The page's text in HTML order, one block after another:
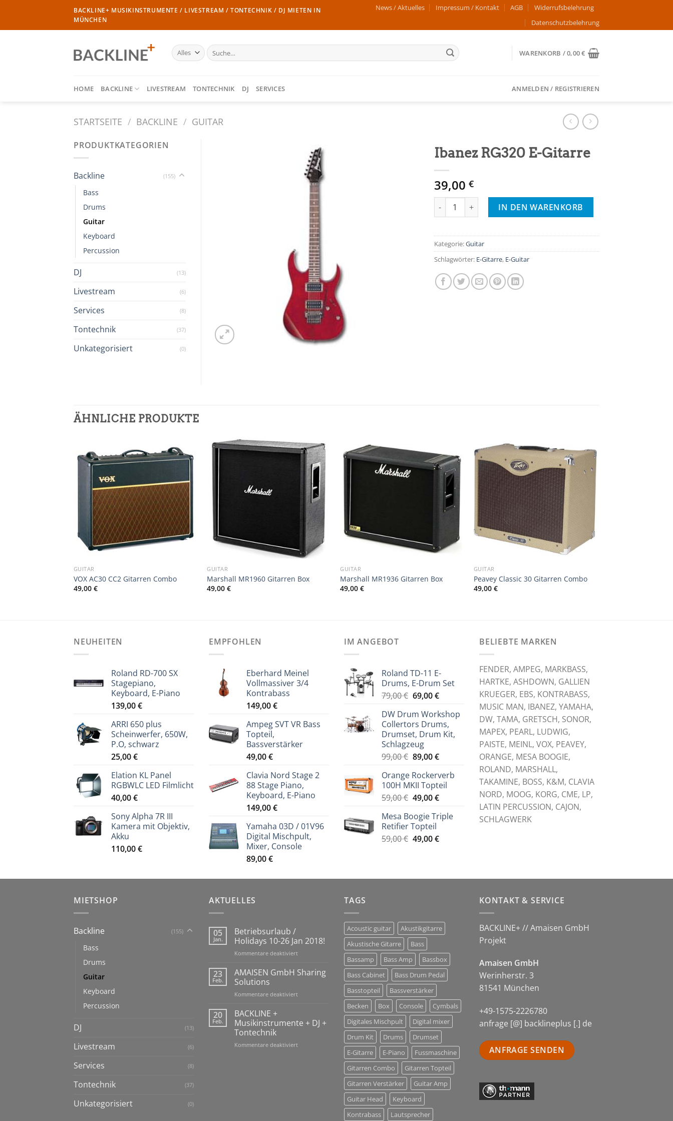
springen
BACKLINE+ MUSIKINSTRUMENTE / LIVESTREAM / TONTECHNIK / DJ MIETEN IN
MÜNCHEN
News / Aktuelles Impressum / Kontakt AGB
Widerrufsbelehrung
Datenschutzbelehrung
Suche
nach:
WARENKORB /0,00€
HOME BACKLINE LIVESTREAM TONTECHNIK DJ SERVICES ANMELDEN / REGISTRIEREN
STARTSEITE / BACKLINE / GUITAR
Ibanez RG320 E-Gitarre
39,00 €
Ibanez RG320 E-Gitarre MengeIN DEN WARENKORB
Kategorie:Guitar
Schlagwörter: E-Gitarre, E-Guitar
PRODUKTKATEGORIEN
Backline (155)
Bass
Drums
Guitar
Keyboard
Percussion
DJ (13)
Livestream (6)
Services (8)
Tontechnik (37)
Unkategorisiert (0)
ÄHNLICHE PRODUKTE
GUITAR
VOX AC30 CC2 Gitarren Combo
49,00 €
GUITAR
Marshall MR1960 Gitarren Box
49,00€
GUITAR
Marshall MR1936 Gitarren Box
49,00€
GUITAR
Peavey Classic 30 Gitarren Combo
49,00 €
NEUHEITEN
Roland RD-700 SX
Stagepiano,
Keyboard, E-Piano
139,00€
ARRI 650 plus
Scheinwerfer, 650W,
P.O, schwarz
25,00€
Elation KL Panel
RGBWLC LED Filmlicht
40,00€
Sony Alpha 7R III
Kamera mit Objektiv,
Akku
110,00€
EMPFOHLEN
Eberhard Meinel
Vollmassiver 3/4
Kontrabass
149,00€
Ampeg SVT VR Bass
Topteil,
Bassverstärker
49,00€
Clavia Nord Stage 2
88 Stage Piano,
Keyboard, E-Piano
149,00€
Yamaha 03D / 01V96
Digital Mischpult,
Mixer, Console
89,00€
IM ANGEBOT
Roland TD-11 E-
Drums, E-Drum Set
79,00€ Ursprünglicher
war:
79,00 €
69,00€Aktueller
ist:
69,00 €.
DW Drum Workshop
Collertors Drums,
Drumset, Drum Kit,
Schlagzeug
99,00€ Ursprünglicher
war:
99,00 €
89,00€Aktueller
ist:
89,00 €.
Orange Rockerverb
100H MKII Topteil
59,00€ Ursprünglicher
war:
59,00 €
49,00€Aktueller
ist:
Mesa Boogie Triple
Retifier Topteil
59,00€ Ursprünglicher
49,00€Aktueller
BELIEBTE MARKEN
FENDER, AMPEG, MARKBASS,
HARTKE, ASHDOWN, GALLIEN
KRUEGER, EBS, KONTRABASS,
MUSIC MAN, IBANEZ, YAMAHA,
DW, TAMA, GRETSCH, SONOR,
MAPEX, PEARL, LUDWIG,
PAISTE, MEINL, VOX, PEAVEY,
ORANGE, MESA BOOGIE,
ROLAND, MARSHALL,
TAKAMINE, BOSS, K&M, CLAVIA
NORD, MOOG, KORG, CME, LP,
LATIN PERCUSSION, CAJON,
SCHLAGWERK
MIETSHOP
Backline (155)
Bass
Drums
Guitar
Keyboard
Percussion
DJ (13)
Livestream (6)
Services (8)
Tontechnik (37)
Unkategorisiert (0)
AKTUELLES
05
Jan.
Betriebsurlaub /
Holidays 10-26 Jan 2018!
Kommentare deaktiviertfür
/
Holidays
26
23
Feb.
AMAISEN GmbH Sharing
Solutions
Kommentare deaktiviertfür
Sharing
Solutions
20
Feb.
BACKLINE +
Musikinstrumente + DJ +
Tontechnik
Kommentare deaktiviertfür
TAGS
Acoustic guitar
Akustikgitarre
Akustische Gitarre
Bass
Bassamp
Bass Amp
Bassbox
Bass Cabinet
Bass Drum Pedal
Basstopteil
Bassverstärker
Becken
Box Console
Cymbals
Digitales Mischpult
Digital mixer
Drum Kit
Drums
Drumset
E-Gitarre
E-Piano
Fussmaschine
Gitarren Combo
Gitarren Topteil
Gitarren Verstärker
Guitar Amp
Guitar Head
Keyboard
Kontrabass
Lautsprecher
KONTAKT & SERVICE
BACKLINE+ // Amaisen GmbH
Projekt
Amaisen GmbH
Werinherstr. 3
81541 München
+49-1575-2226780
anfrage [@] backlineplus [.] de
ANFRAGE SENDEN